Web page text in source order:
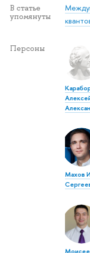
В статье
упомянуты
Персоны
Махов